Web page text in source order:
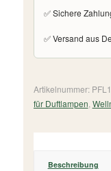
✅ Sichere
✅ Versand aus
Artikelnummer:
für Duftlampen
Beschreibung